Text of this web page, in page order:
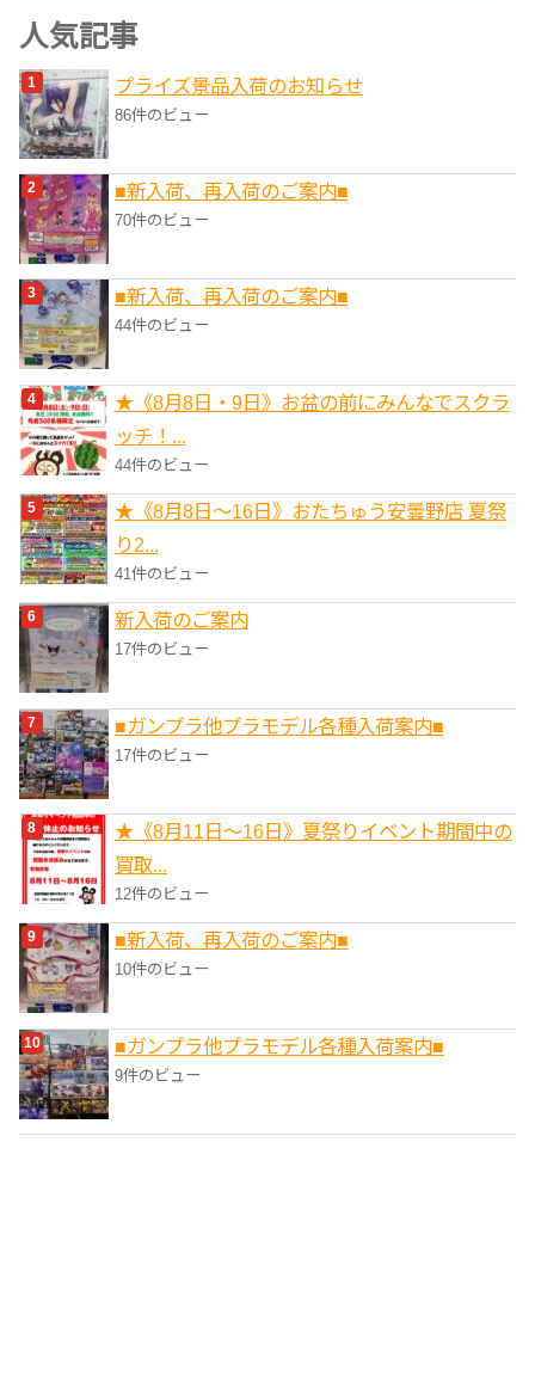
ゴ
リ
ー
人気記事
プライズ景品入荷のお知らせ
86件のビュー
■新入荷、再入荷のご案内■
70件のビュー
■新入荷、再入荷のご案内■
44件のビュー
★《8月8日・9日》お盆の前にみんなでスクラ
ッチ！...
44件のビュー
★《8月8日～16日》おたちゅう安曇野店 夏祭
り2...
41件のビュー
新入荷のご案内
17件のビュー
■ガンプラ他プラモデル各種入荷案内■
17件のビュー
★《8月11日～16日》夏祭りイベント期間中の
買取...
12件のビュー
■新入荷、再入荷のご案内■
10件のビュー
■ガンプラ他プラモデル各種入荷案内■
9件のビュー